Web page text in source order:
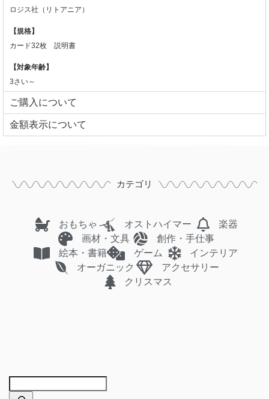
ロジス社（リトアニア）
【規格】
カード32枚 説明書
【対象年齢】
3さい～
ご購入について
⾦額表⽰について
カテゴリ
おもちゃ オストハイマー
楽器
画材・文具
創作・手仕事
絵本・書籍
ゲーム
インテリア
オーガニック
アクセサリー
クリスマス